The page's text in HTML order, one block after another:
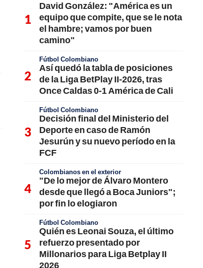
David González: "América es un
equipo que compite, que se le nota
el hambre; vamos por buen
camino"
Fútbol Colombiano
Así quedó la tabla de posiciones
de la Liga BetPlay II-2026, tras
Once Caldas 0-1 América de Cali
Fútbol Colombiano
Decisión final del Ministerio del
Deporte en caso de Ramón
Jesurún y su nuevo período en la
FCF
Colombianos en el exterior
"De lo mejor de Álvaro Montero
desde que llegó a Boca Juniors";
por fin lo elogiaron
Fútbol Colombiano
Quién es Leonai Souza, el último
refuerzo presentado por
Millonarios para Liga Betplay II
2026